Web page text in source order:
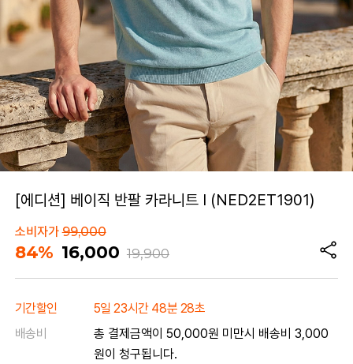
[에디션] 베이직 반팔 카라니트 I (NED2ET1901)
소비자가99,000
84% 16,000 19,900
기간할인
5일 23시간 48분 28초
배송비
총 결제금액이 50,000원 미만시 배송비 3,000
원이 청구됩니다.